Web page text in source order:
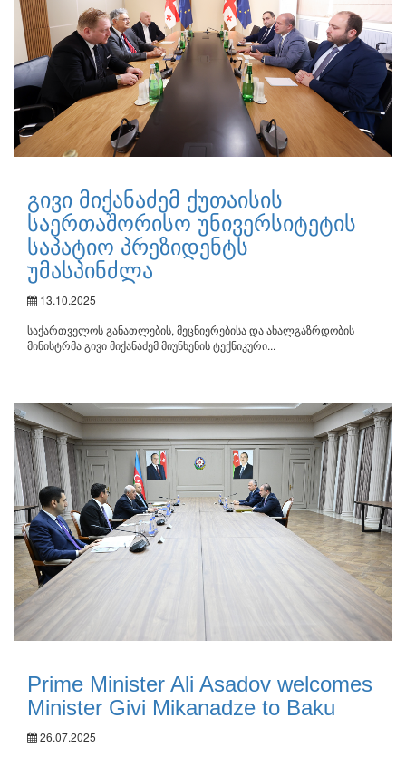
გივი მიქანაძემ ქუთაისის
საერთაშორისო უნივერსიტეტის
საპატიო პრეზიდენტს
უმასპინძლა
13.10.2025
საქართველოს განათლების, მეცნიერებისა და ახალგაზრდობის
მინისტრმა გივი მიქანაძემ მიუნხენის ტექნიკური...
Prime Minister Ali Asadov welcomes
Minister Givi Mikanadze to Baku
26.07.2025